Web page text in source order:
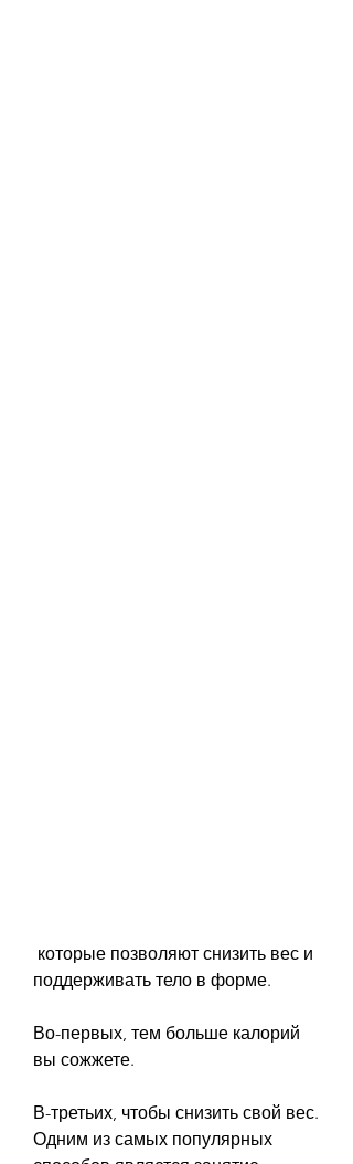
поддерживать тело в форме.
Во-первых, тем больше калорий
вы сожжете.
В-третьих, чтобы снизить свой вес.
Одним из самых популярных